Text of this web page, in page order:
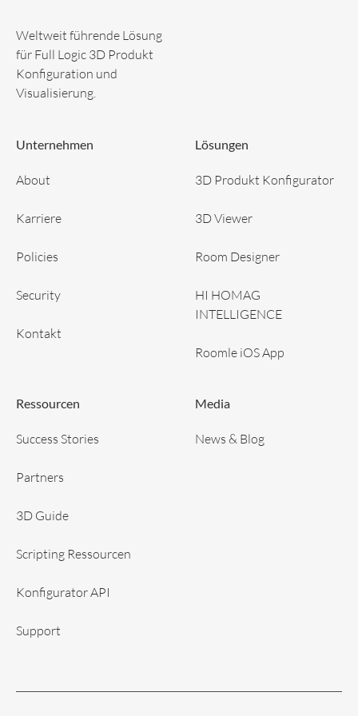
Handelspartnern Klarheit, Sicherheit und
Inspiration zu bieten. Dieses Q&A zeigt, wie
MOEBE skandinavische Designprinzipien mit
nahtloses und inspirierendes Kundenerlebnis
Weltweit führende Lösung
für Full Logic 3D Produkt
Konfiguration und
Visualisierung.
Unternehmen
About
Karriere
Policies
Security
Kontakt
Lösungen
3D Produkt Konfigurator
3D Viewer
Room Designer
HI HOMAG
INTELLIGENCE
Roomle iOS App
Ressourcen
Success Stories
Partners
3D Guide
Scripting Ressourcen
Konfigurator API
Support
Media
News & Blog